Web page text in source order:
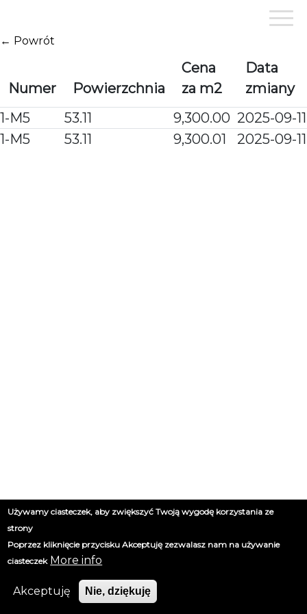
treści
← Powrót
Numer Powierzchnia
Cena
za m2
Data
zmiany
1-M5
53.11 9,300.00 2025-09-11
1-M5
53.11 9,300.01 2025-09-11
Używamy ciasteczek, aby zwiększyć Twoją wygodę korzystania ze
strony
Poprzez kliknięcie przycisku Akceptuję zezwalasz nam na używanie
ciasteczek More info
Akceptuję Nie, dziękuję